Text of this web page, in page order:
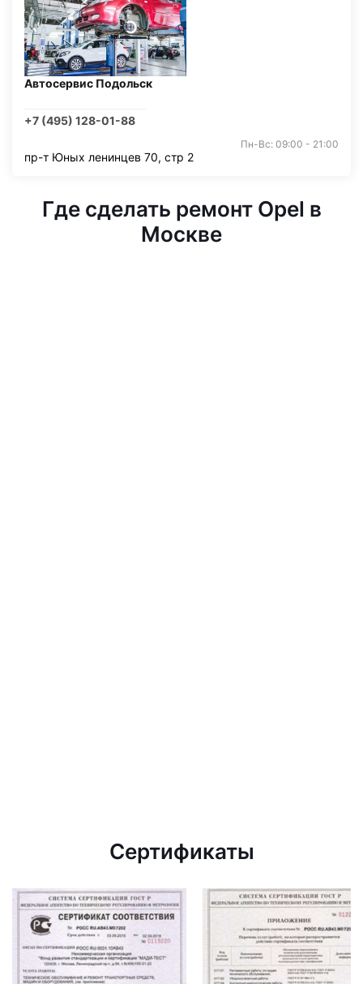
Автосервис Подольск
+7 (495) 128-01-88
Пн-Вс: 09:00 - 21:00
пр-т Юных ленинцев 70, стр 2
Где сделать ремонт Opel в
Москве
Сертификаты